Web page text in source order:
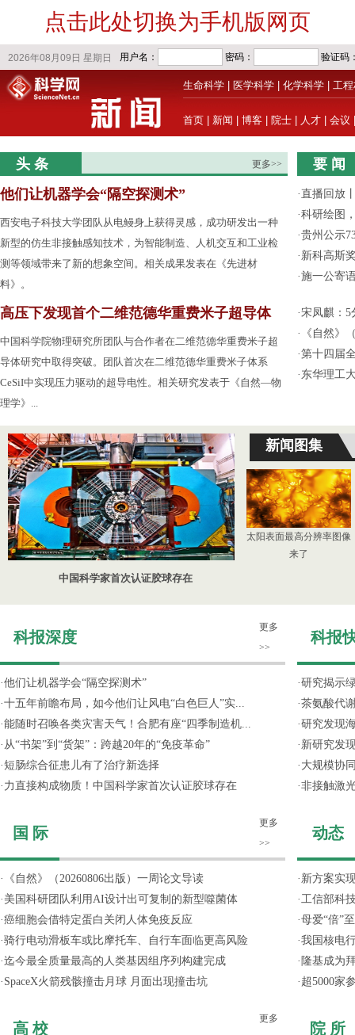
点击此处切换为手机版网页
生命科学 医学科学 化学科学 工
首页 新闻 博客 院士 人才 会议
头 条 更多>>
他们让机器学会“隔空探测术”
西安电子科技大学团队从电鳗身上获得灵感，成功研发出一种
新型的仿生非接触感知技术，为智能制造、人机交互和工业检
测等领域带来了新的想象空间。相关成果发表在《先进材
料》。
高压下发现首个二维范德华重费米子超导体
中国科学院物理研究所团队与合作者在二维范德华重费米子超
导体研究中取得突破。团队首次在二维范德华重费米子体系
CeSiI中实现压力驱动的超导电性。相关研究发表于《自然—物
理学》...
要 闻
·直播回放
·科研绘图
·贵州公示
· 新科高斯
·施一公寄
·宋凤麒：5
·
《自然》
·第十四届
· 东华理工
中国科学家首次认证胶球存在
新闻图集
太阳表面最高分辨率图像
来了
科报深度
更多
>>
·他们让机器学会“隔空探测术”
·十五年前瞻布局，如今他们让风电“白色巨人”实...
·能随时召唤各类灾害天气！合肥有座“四季制造机...
· 从“书架”到“货架”：跨越20年的“免疫革命”
· 短肠综合征患儿有了治疗新选择
· 力直接构成物质！中国科学家首次认证胶球存在
国 际
更多
>>
·
《自然》（20260806出版）一周论文导读
· 美国科研团队利用AI设计出可复制的新型噬菌体
·癌细胞会借特定蛋白关闭人体免疫反应
·骑行电动滑板车或比摩托车、自行车面临更高风险
·迄今最全质量最高的人类基因组序列构建完成
· SpaceX火箭残骸撞击月球 月面出现撞击坑
高 校
更多
科报
·研究揭示
·茶氨酸代
·研究发现
· 新研究发
· 大规模协
·非接触激
动态
· 新方案实
·工信部科
·母爱“倍”
·我国核电
· 隆基成为
· 超5000家
院 所